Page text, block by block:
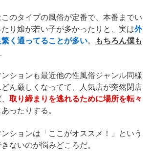
のタイプの風俗が定番で、本番までい
り嬢が若い子が多かったりと、実は外
く通ってることが多い。
もちろん僕も
ションも最近他の性風俗ジャンル同様
ん厳しくなってて、人気店が突然閉店
取り締まりを逃れるために場所を転々
ったりする。
ションは「ここがオススメ！」という
ないのが悩みどころだ。